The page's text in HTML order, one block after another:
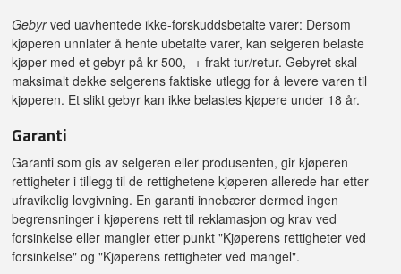
Gebyrved uavhentede ikke-forskuddsbetalte varer: Dersom
kjøperen unnlater å hente ubetalte varer, kan selgeren belaste
kjøper med et gebyr på kr 500,- + frakt tur/retur. Gebyret skal
maksimalt dekke selgerens faktiske utlegg for å levere varen til
kjøperen. Et slikt gebyr kan ikke belastes kjøpere under 18 år.
Garanti
Garanti som gis av selgeren eller produsenten, gir kjøperen
rettigheter i tillegg til de rettighetene kjøperen allerede har etter
ufravikelig lovgivning. En garanti innebærer dermed ingen
begrensninger i kjøperens rett til reklamasjon og krav ved
forsinkelse eller mangler etter punkt "Kjøperens rettigheter ved
forsinkelse" og "Kjøperens rettigheter ved mangel".